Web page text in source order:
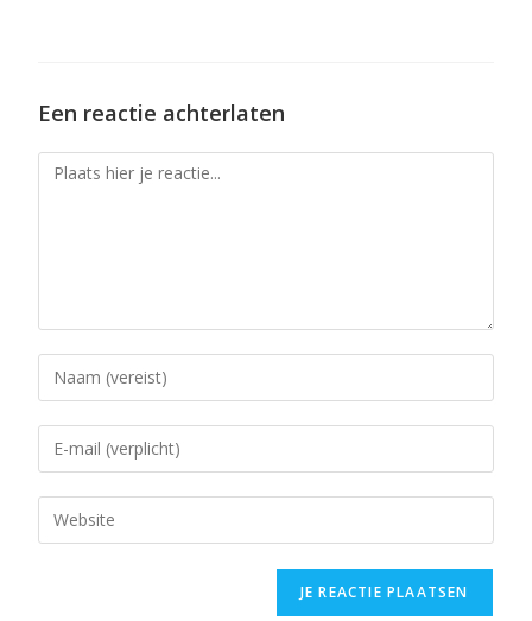
Een reactie achterlaten